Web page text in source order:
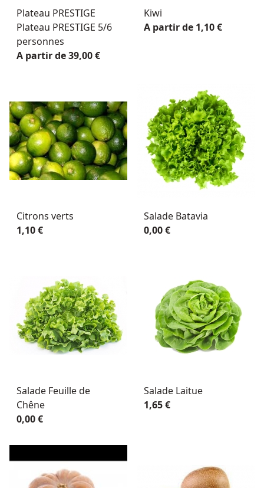
Plateau PRESTIGE
Plateau PRESTIGE 5/6
personnes
A partir de 39,00 €
Kiwi
A partir de 1,10 €
Citrons verts
1,10 €
Salade Batavia
0,00 €
Salade Feuille de
Chêne
0,00 €
Salade Laitue
1,65 €